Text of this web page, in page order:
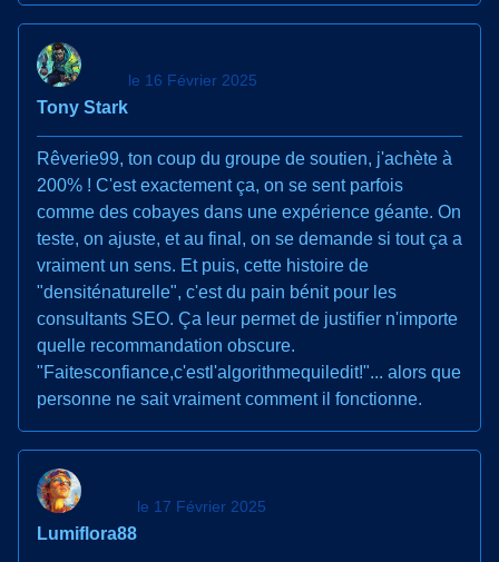
Tony Stark
le 16 Février 2025
Rêverie99, ton coup du groupe de soutien, j'achète à
200% ! C'est exactement ça, on se sent parfois
comme des cobayes dans une expérience géante. On
teste, on ajuste, et au final, on se demande si tout ça a
vraiment un sens. Et puis, cette histoire de
"densiténaturelle", c'est du pain bénit pour les
consultants SEO. Ça leur permet de justifier n'importe
quelle recommandation obscure.
"Faitesconfiance,c'estl'algorithmequiledit!"... alors que
personne ne sait vraiment comment il fonctionne.
Lumiflora88
le 17 Février 2025